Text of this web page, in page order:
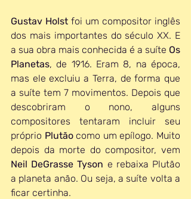
Gustav Holst foi um compositor inglês
dos mais importantes do século XX. E
a sua obra mais conhecida é a suíte Os
Planetas, de 1916. Eram 8, na época,
mas ele excluiu a Terra, de forma que
a suíte tem 7 movimentos. Depois que
descobriram o nono, alguns
compositores tentaram incluir seu
próprio Plutão como um epílogo. Muito
Neil DeGrasse Tyson e rebaixa Plutão
a planeta anão. Ou seja, a suíte volta a
ficar certinha.